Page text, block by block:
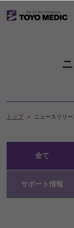
トップ ニュースリリー
全て
サポート情報